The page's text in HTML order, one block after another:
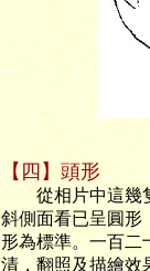
【四】頭形
從相片中這幾隻
斜側面看已呈圓形
形為標準。一百二
清，翻照及描繪效